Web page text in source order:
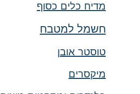
מדיח כלים כסוף
חשמל למטבח
טוסטר אובן
מיקסרים